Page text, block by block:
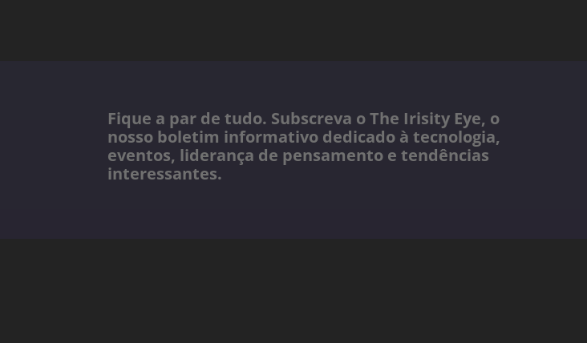
Fique a par de tudo. Subscreva o The Irisity Eye, o
nosso boletim informativo dedicado à tecnologia,
eventos, liderança de pensamento e tendências
interessantes.